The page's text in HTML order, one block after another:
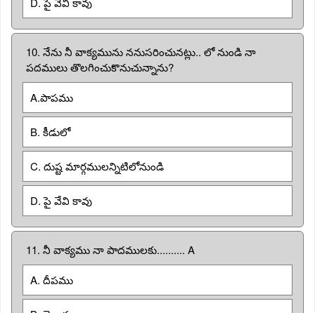
10. నేను నీ వాక్యమును ననుసరించునట్లు.. లో నుండి నా
పదములు తొలగించుకొనుచున్నాను?
A.పాపము
B. కీడులో
C. దుష్ట మార్గములన్నిటిలోనుండి
D. పై వేవి కావు
11. నీ వాక్యము నా పాదములకు.......... A
A. దీపము